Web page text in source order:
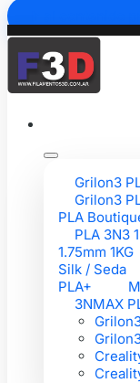
Grilon3
Grilon3
PLA
PLA 3N3
1.75mm 1KG
Silk / Seda
PLA+
3NMAX